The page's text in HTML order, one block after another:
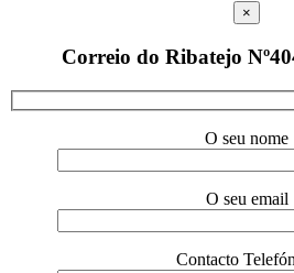
×
Correio do Ribatejo
O seu nome
O seu email
Contacto